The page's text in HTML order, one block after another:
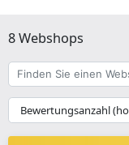
8 Webshops
Finden
Sie
einen
Webshop
{{
__('Sort')
}}